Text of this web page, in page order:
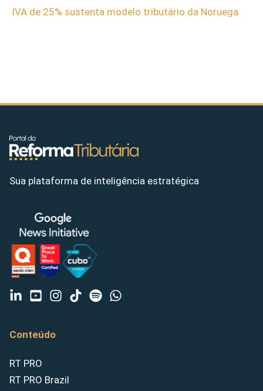
IVA de 25% sustenta modelo tributário da Noruega
Sua plataforma de inteligência estratégica
Conteúdo
RT PRO
RT PRO Brazil